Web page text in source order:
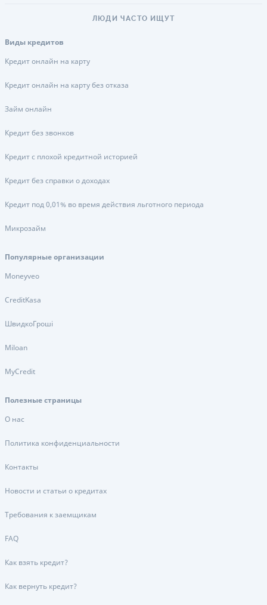
ЛЮДИ ЧАСТО ИЩУТ
Виды кредитов
Кредит онлайн на карту
Кредит онлайн на карту без отказа
Займ онлайн
Кредит без звонков
Кредит с плохой кредитной историей
Кредит без справки о доходах
Кредит под 0,01% во время действия льготного периода
Микрозайм
Популярные организации
Moneyveo
CreditKasa
ШвидкоГроші
Miloan
MyCredit
Полезные страницы
О нас
Политика конфиденциальности
Контакты
Новости и статьи о кредитах
Требования к заемщикам
FAQ
Как взять кредит?
Как вернуть кредит?